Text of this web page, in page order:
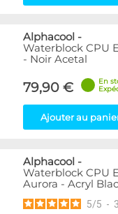
Alphacool -
Waterblock CPU
- Noir Acetal
79,90 €
En
Ajouter au
Alphacool -
Waterblock CPU
Aurora - Acryl
5/5 - 3